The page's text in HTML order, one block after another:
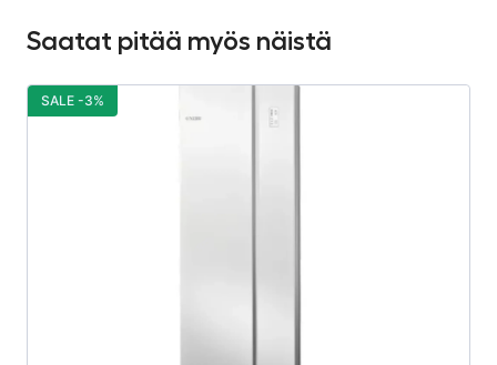
Saatat pitää myös näistä
SALE -3%